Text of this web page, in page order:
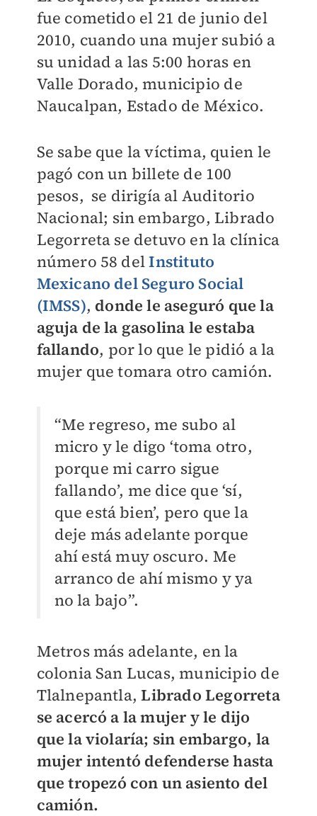
fue cometido el 21 de junio del
2010, cuando una mujer subió a
su unidad a las 5:00 horas en
Valle Dorado, municipio de
Naucalpan, Estado de México.
Se sabe que la víctima, quien le
pagó con un billete de 100
pesos, se dirigía al Auditorio
Nacional; sin embargo, Librado
Legorreta se detuvo en la clínica
número 58 delInstituto
Mexicano del Seguro Social
(IMSS), donde le aseguró que la
aguja de la gasolina le estaba
fallando, por lo que le pidió a la
mujer que tomara otro camión.
“Me regreso, me subo al
micro y le digo ‘toma otro,
porque mi carro sigue
fallando’, me dice que ‘sí,
que está bien’, pero que la
deje más adelante porque
ahí está muy oscuro. Me
arranco de ahí mismo y ya
no la bajo”.
Metros más adelante, en la
colonia San Lucas, municipio de
Tlalnepantla,Librado Legorreta
se acercó a la mujer y le dijo
que la violaría; sin embargo, la
mujer intentó defenderse hasta
que tropezó con un asiento del
camión.